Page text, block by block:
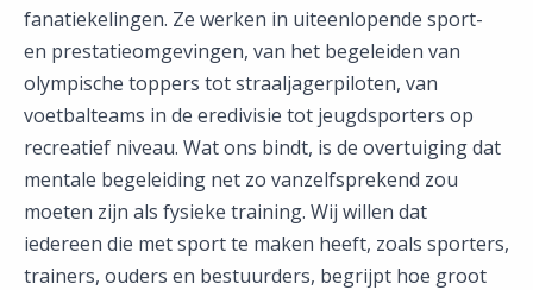
fanatiekelingen. Ze werken in uiteenlopende sport-
en prestatieomgevingen, van het begeleiden van
olympische toppers tot straaljagerpiloten, van
voetbalteams in de eredivisie tot jeugdsporters op
recreatief niveau. Wat ons bindt, is de overtuiging dat
mentale begeleiding net zo vanzelfsprekend zou
moeten zijn als fysieke training. Wij willen dat
iedereen die met sport te maken heeft, zoals sporters,
trainers, ouders en bestuurders, begrijpt hoe groot